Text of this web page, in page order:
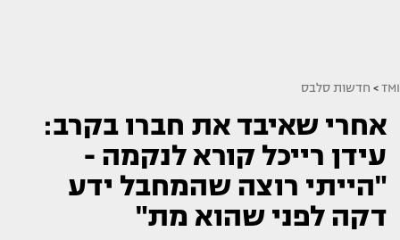
TMI
> חדשות סלבס
אחרי שאיבד את חברו בקרב:
עידן רייכל קורא לנקמה -
"הייתי רוצה שהמחבל ידע
דקה לפני שהוא מת"